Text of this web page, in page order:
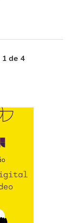
1 de 4